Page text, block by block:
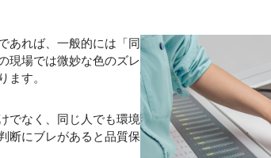
あれば、一般的には「同
現場では微妙な色のズレ
ます。
でなく、同じ人でも環境
断にブレがあると品質保